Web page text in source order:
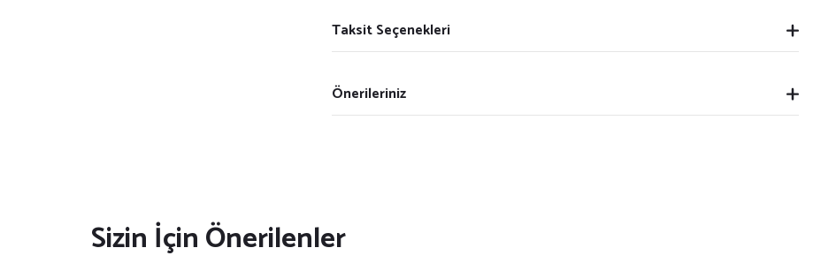
Taksit Seçenekleri
Önerileriniz
Sizin İçin Önerilenler